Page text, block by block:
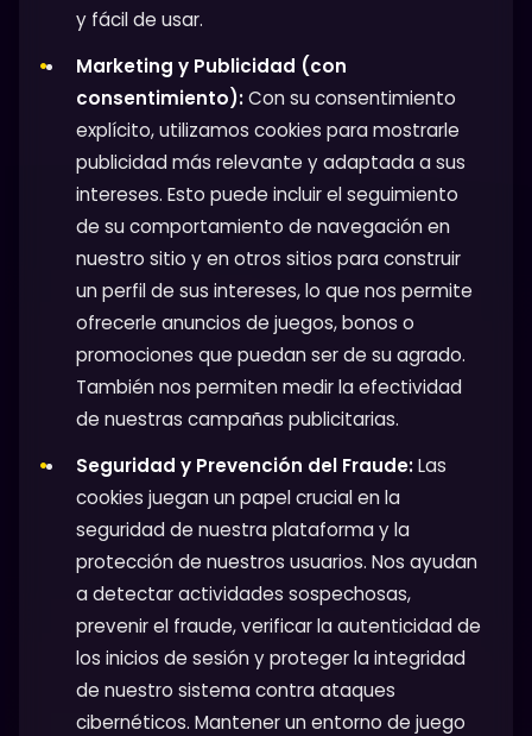
y fácil de usar.
Marketing y Publicidad (con
consentimiento):Con su consentimiento
explícito, utilizamos cookies para mostrarle
publicidad más relevante y adaptada a sus
intereses. Esto puede incluir el seguimiento
de su comportamiento de navegación en
nuestro sitio y en otros sitios para construir
un perfil de sus intereses, lo que nos permite
ofrecerle anuncios de juegos, bonos o
promociones que puedan ser de su agrado.
También nos permiten medir la efectividad
de nuestras campañas publicitarias.
Seguridad y Prevención del Fraude:Las
cookies juegan un papel crucial en la
seguridad de nuestra plataforma y la
protección de nuestros usuarios. Nos ayudan
a detectar actividades sospechosas,
prevenir el fraude, verificar la autenticidad de
los inicios de sesión y proteger la integridad
de nuestro sistema contra ataques
cibernéticos. Mantener un entorno de juego